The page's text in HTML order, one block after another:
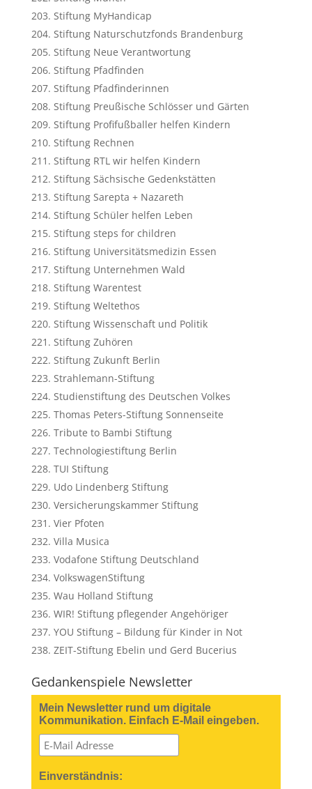
Stiftung MyHandicap
Stiftung Naturschutzfonds Brandenburg
Stiftung Neue Verantwortung
Stiftung Pfadfinden
Stiftung Pfadfinderinnen
Stiftung Preußische Schlösser und Gärten
Stiftung Profifußballer helfen Kindern
Stiftung Rechnen
Stiftung RTL wir helfen Kindern
Stiftung Sächsische Gedenkstätten
Stiftung Sarepta + Nazareth
Stiftung Schüler helfen Leben
Stiftung steps for children
Stiftung Universitätsmedizin Essen
Stiftung Unternehmen Wald
Stiftung Warentest
Stiftung Weltethos
Stiftung Wissenschaft und Politik
Stiftung Zuhören
Stiftung Zukunft Berlin
Strahlemann-Stiftung
Studienstiftung des Deutschen Volkes
Thomas Peters-Stiftung Sonnenseite
Tribute to Bambi Stiftung
Technologiestiftung Berlin
TUI Stiftung
Udo Lindenberg Stiftung
Versicherungskammer Stiftung
Vier Pfoten
Villa Musica
Vodafone Stiftung Deutschland
VolkswagenStiftung
Wau Holland Stiftung
WIR! Stiftung pflegender Angehöriger
YOU Stiftung – Bildung für Kinder in Not
ZEIT-Stiftung Ebelin und Gerd Bucerius
Gedankenspiele Newsletter
Mein Newsletter rund um digitale
Kommunikation. Einfach E-Mail eingeben.
Einverständnis: